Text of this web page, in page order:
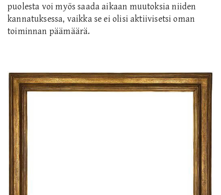
puolesta voi myös saada aikaan muutoksia niiden
kannatuksessa, vaikka se ei olisi aktiivisetsi oman
toiminnan päämäärä.